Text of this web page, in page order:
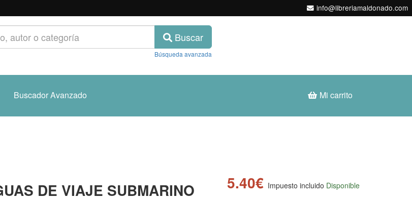
info@libreriamaldonado.com
Buscar
Búsqueda avanzada
Buscador Avanzado Mi carrito
DE VIAJE SUBMARINO 5.40€ Impuesto incluido Disponible